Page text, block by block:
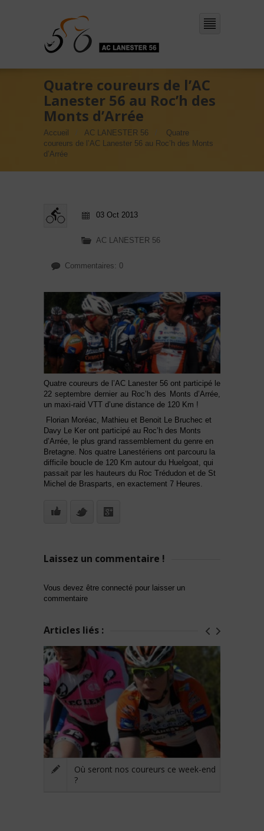
Quatre coureurs de l’AC
Lanester 56 au Roc’h des
Monts d’Arrée
Accueil AC LANESTER 56
Quatre
coureurs de l’AC Lanester 56 au Roc’h des Monts
d’Arrée
03 Oct 2013
AC LANESTER 56
Commentaires: 0
Quatre coureurs de l’AC Lanester 56 ont participé le
22 septembre dernier au Roc’h des Monts d’Arrée,
un maxi-raid VTT d’une distance de 120 Km !
Florian Moréac, Mathieu et Benoit Le Bruchec et
Davy Le Ker ont participé au Roc’h des Monts
d’Arrée, le plus grand rassemblement du genre en
Bretagne. Nos quatre Lanestériens ont parcouru la
difficile boucle de 120 Km autour du Huelgoat, qui
passait par les hauteurs du Roc Trédudon et de St
Michel de Brasparts, en exactement 7 Heures.
Laissez un commentaire !
Vous devez être connecté pour laisser un
commentaire
Articles liés :
Où seront nos coureurs ce week-end
?